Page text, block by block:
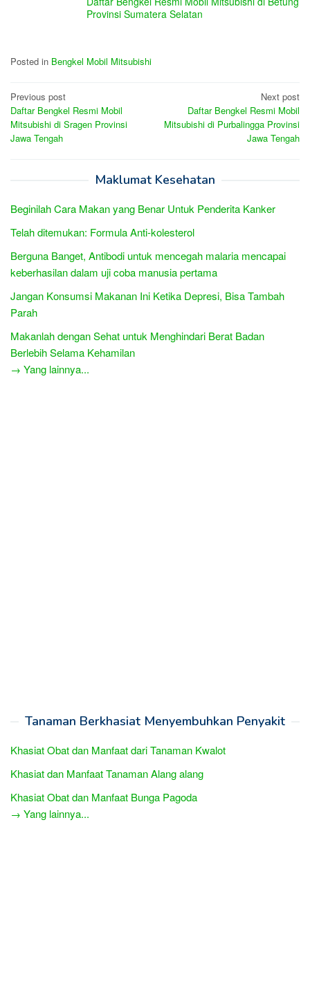
Provinsi Sumatera Selatan
Posted in Bengkel Mobil Mitsubishi
Post
navigation
Previous post
Daftar Bengkel Resmi Mobil
Mitsubishi di Sragen Provinsi
Jawa Tengah
Next post
Daftar Bengkel Resmi Mobil
Mitsubishi di Purbalingga Provinsi
Jawa Tengah
Maklumat Kesehatan
Beginilah Cara Makan yang Benar Untuk Penderita Kanker
Telah ditemukan: Formula Anti-kolesterol
Berguna Banget, Antibodi untuk mencegah malaria mencapai
keberhasilan dalam uji coba manusia pertama
Jangan Konsumsi Makanan Ini Ketika Depresi, Bisa Tambah
Parah
Makanlah dengan Sehat untuk Menghindari Berat Badan
Berlebih Selama Kehamilan
→ Yang lainnya...
Tanaman Berkhasiat Menyembuhkan Penyakit
Khasiat Obat dan Manfaat dari Tanaman Kwalot
Khasiat dan Manfaat Tanaman Alang alang
Khasiat Obat dan Manfaat Bunga Pagoda
→ Yang lainnya...